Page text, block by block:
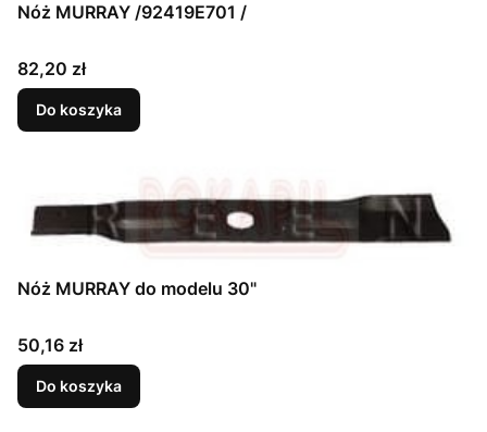
Nóż MURRAY /92419E701 /
Cena
82,20 zł
Do koszyka
Nóż MURRAY do modelu 30"
Cena
50,16 zł
Do koszyka